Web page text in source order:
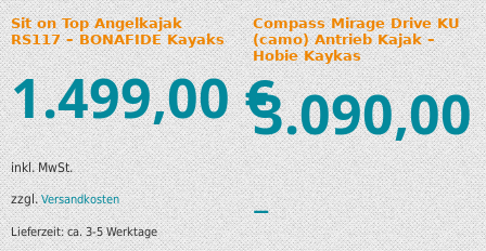
Sit on Top Angelkajak
RS117 – BONAFIDE Kayaks
1.499,00€
inkl. MwSt.
zzgl.Versandkosten
Lieferzeit:ca. 3-5 Werktage
Compass Mirage Drive KU
(camo) Antrieb Kajak –
Hobie Kaykas
3.090,00
–